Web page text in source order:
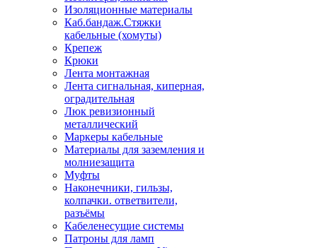
Изоляционные материалы
Каб.бандаж.Стяжки
кабельные (хомуты)
Крепеж
Крюки
Лента монтажная
Лента сигнальная, киперная,
оградительная
Люк ревизионный
металлический
Маркеры кабельные
Материалы для заземления и
молниезащита
Муфты
Наконечники, гильзы,
колпачки. ответвители,
разъёмы
Кабеленесущие системы
Патроны для ламп